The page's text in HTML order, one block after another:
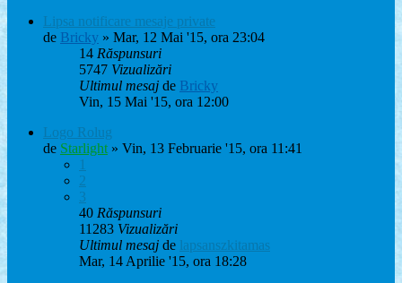
Lipsa notificare mesaje private
de Bricky » Mar, 12 Mai '15, ora 23:04
14 Răspunsuri
5747 Vizualizări
Ultimul mesaj de Bricky
Vin, 15 Mai '15, ora 12:00
Logo Rolug
de Starlight » Vin, 13 Februarie '15, ora 11:41
1
2
3
40 Răspunsuri
11283 Vizualizări
Ultimul mesaj de lapsanszkitamas
Mar, 14 Aprilie '15, ora 18:28